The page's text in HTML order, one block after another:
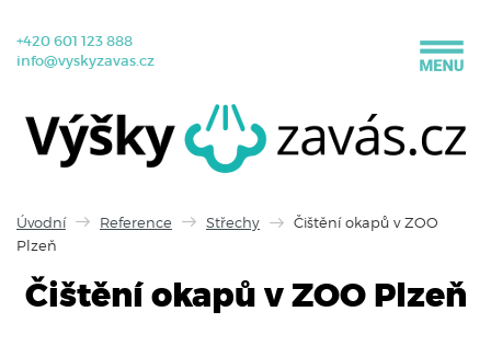
+420 601 123 888
info@vyskyzavas.cz
Úvodní Reference Střechy
Čištění okapů v ZOO
Plzeň
Čištění okapů v ZOO Plzeň